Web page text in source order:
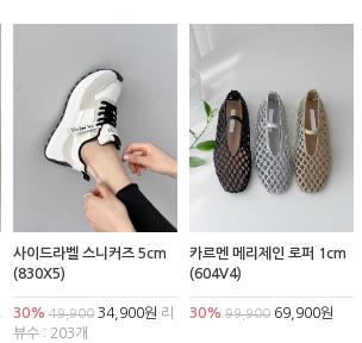
사이드라벨 스니커즈 5cm
(830X5)
30% 49,90034,900원 리
뷰수 : 203개
카르멘 메리제인 로퍼 1cm
(604V4)
30% 99,90069,900원